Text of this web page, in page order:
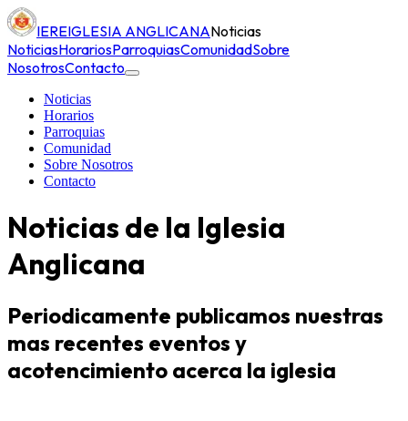
IEREIGLESIA ANGLICANANoticias
NoticiasHorariosParroquiasComunidadSobre
NosotrosContacto
Noticias
Horarios
Parroquias
Comunidad
Sobre Nosotros
Contacto
Noticias de la Iglesia
Anglicana
Periodicamente publicamos nuestras
mas recentes eventos y
acotencimiento acerca la iglesia